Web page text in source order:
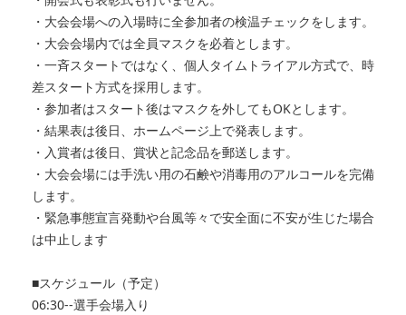
・大会会場への入場時に全参加者の検温チェックをします。
・大会会場内では全員マスクを必着とします。
・一斉スタートではなく、個人タイムトライアル方式で、時
差スタート方式を採用します。
・参加者はスタート後はマスクを外してもOKとします。
・結果表は後日、ホームページ上で発表します。
・入賞者は後日、賞状と記念品を郵送します。
・大会会場には手洗い用の石鹸や消毒用のアルコールを完備
します。
・緊急事態宣言発動や台風等々で安全面に不安が生じた場合
は中止します
■スケジュール（予定）
06:30--選手会場入り